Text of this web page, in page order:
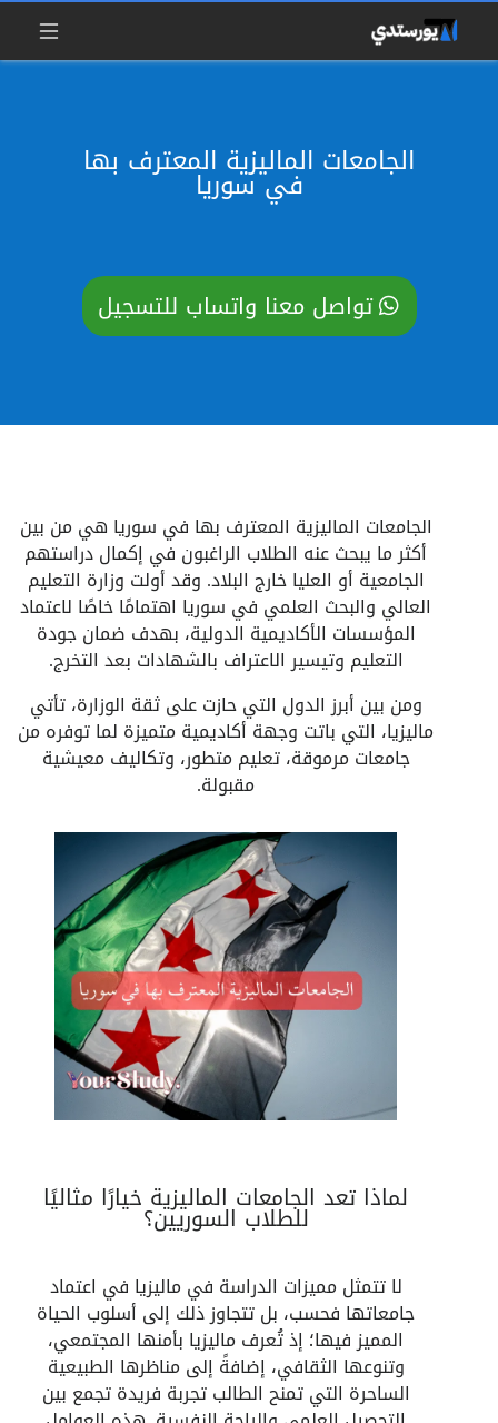
الجامعات الماليزية المعترف بها
في سوريا
تواصل معنا واتساب للتسجيل
الجامعات الماليزية المعترف بها في سوريا هي من بين
أكثر ما يبحث عنه الطلاب الراغبون في إكمال دراستهم
الجامعية أو العليا خارج البلاد. وقد أولت وزارة التعليم
العالي والبحث العلمي في سوريا اهتمامًا خاصًا لاعتماد
المؤسسات الأكاديمية الدولية، بهدف ضمان جودة
التعليم وتيسير الاعتراف بالشهادات بعد التخرج.
ومن بين أبرز الدول التي حازت على ثقة الوزارة، تأتي
ماليزيا، التي باتت وجهة أكاديمية متميزة لما توفره من
جامعات مرموقة، تعليم متطور، وتكاليف معيشية
مقبولة.
لماذا تعد الجامعات الماليزية خيارًا مثاليًا
للطلاب السوريين؟
لا تتمثل مميزات الدراسة في ماليزيا في اعتماد
جامعاتها فحسب، بل تتجاوز ذلك إلى أسلوب الحياة
المميز فيها؛ إذ تُعرف ماليزيا بأمنها المجتمعي،
وتنوعها الثقافي، إضافةً إلى مناظرها الطبيعية
الساحرة التي تمنح الطالب تجربة فريدة تجمع بين